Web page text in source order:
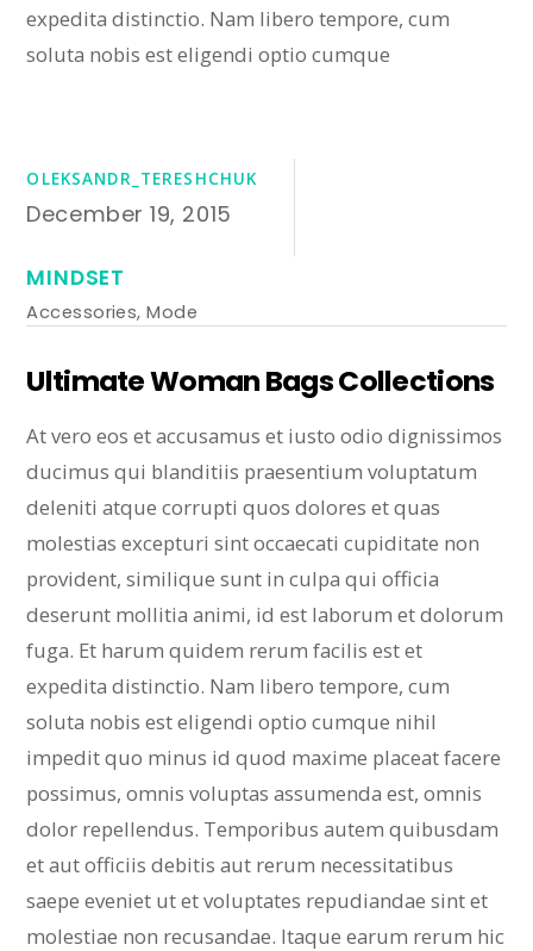
expedita distinctio. Nam libero tempore, cum
soluta nobis est eligendi optio cumque
OLEKSANDR_TERESHCHUK
December 19, 2015
MINDSET
Accessories,Mode
Ultimate Woman Bags Collections
At vero eos et accusamus et iusto odio dignissimos
ducimus qui blanditiis praesentium voluptatum
deleniti atque corrupti quos dolores et quas
molestias excepturi sint occaecati cupiditate non
provident, similique sunt in culpa qui officia
deserunt mollitia animi, id est laborum et dolorum
fuga. Et harum quidem rerum facilis est et
expedita distinctio. Nam libero tempore, cum
soluta nobis est eligendi optio cumque nihil
impedit quo minus id quod maxime placeat facere
possimus, omnis voluptas assumenda est, omnis
dolor repellendus. Temporibus autem quibusdam
et aut officiis debitis aut rerum necessitatibus
saepe eveniet ut et voluptates repudiandae sint et
molestiae non recusandae. Itaque earum rerum hic